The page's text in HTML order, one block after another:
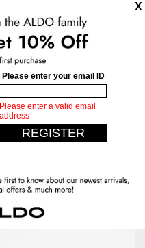
تصاميم مشابهة